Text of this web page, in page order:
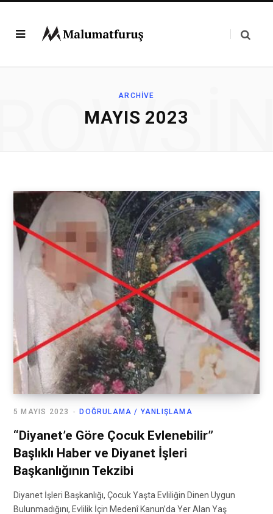
ARCHIVE
MAYIS 2023
DOĞRULAMA / YANLIŞLAMA
5 MAYIS 2023
“Diyanet’e Göre Çocuk Evlenebilir”
Başlıklı Haber ve Diyanet İşleri
Başkanlığının Tekzibi
Diyanet İşleri Başkanlığı, Çocuk Yaşta Evliliğin Dinen Uygun
Bulunmadığını, Evlilik İçin Medenî Kanun’da Yer Alan Yaş